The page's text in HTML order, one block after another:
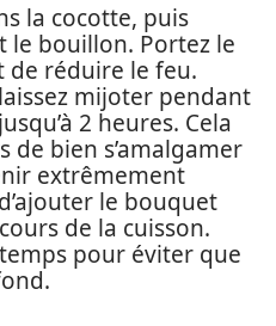
la cocotte, puis
le bouillon. Portez le
réduire le feu.
mijoter pendant
2 heures. Cela
de bien s’amalgamer
extrêmement
le bouquet
de la cuisson.
pour éviter que